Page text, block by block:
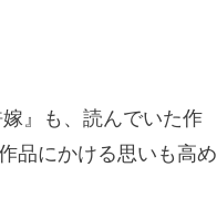
』も、読んでいた作
品にかける思いも高め